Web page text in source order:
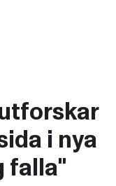
i nya
falla"